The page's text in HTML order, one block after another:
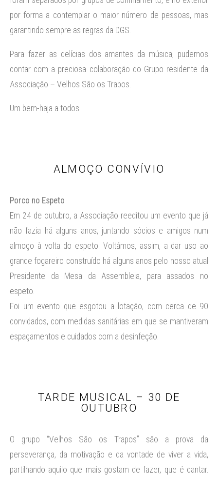
por forma a contemplar o maior número de pessoas, mas
garantindo sempre as regras da DGS.
Para fazer as delícias dos amantes da música, pudemos
contar com a preciosa colaboração do Grupo residente da
Associação – Velhos São os Trapos.
Um bem-haja a todos.
ALMOÇO CONVÍVIO
Porco no Espeto
Em 24 de outubro, a Associação reeditou um evento que já
não fazia há alguns anos, juntando sócios e amigos num
almoço à volta do espeto. Voltámos, assim, a dar uso ao
grande fogareiro construído há alguns anos pelo nosso atual
Presidente da Mesa da Assembleia, para assados no
espeto.
Foi um evento que esgotou a lotação, com cerca de 90
convidados, com medidas sanitárias em que se mantiveram
espaçamentos e cuidados com a desinfeção.
TARDE MUSICAL – 30 DE
OUTUBRO
O grupo “Velhos São os Trapos” são a prova da
perseverança, da motivação e da vontade de viver a vida,
partilhando aquilo que mais gostam de fazer, que é cantar.